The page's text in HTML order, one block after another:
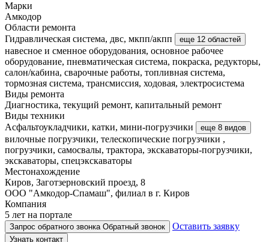
Марки
Амкодор
Области ремонта
Гидравлическая система, двс, мкпп/акпп
еще 12 областей
навесное и сменное оборудования, основное рабочее
оборудование, пневматическая система, покраска, редукторы,
салон/кабина, сварочные работы, топливная система,
тормозная система, трансмиссия, ходовая, электросистема
Виды ремонта
Диагностика, текущий ремонт, капитальный ремонт
Виды техники
Асфальтоукладчики, катки, мини-погрузчики
еще 8 видов
вилочные погрузчики, телескопические погрузчики ,
погрузчики, самосвалы, трактора, экскаваторы-погрузчики,
экскаваторы, спецэкскаваторы
Местонахождение
Киров, Заготзерновский проезд, 8
ООО "Амкодор-Спамаш", филиал в г. Киров
Компания
5 лет на портале
Запрос обратного звонка Обратный звонок Оставить заявку
Узнать контакт